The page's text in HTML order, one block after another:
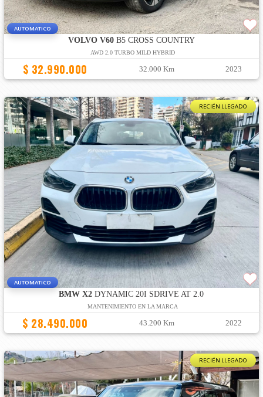
AUTOMATICO
VOLVO V60B5 CROSS COUNTRY
AWD 2.0 TURBO MILD HYBRID
$ 32.990.000 32.000 Km 2023
RECIÉN LLEGADO
AUTOMATICO
BMW X2 DYNAMIC 20I SDRIVE AT 2.0
MANTENIMIENTO EN LA MARCA
$ 28.490.000 43.200 Km 2022
RECIÉN LLEGADO